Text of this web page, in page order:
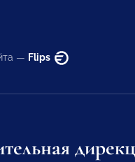
— Flips